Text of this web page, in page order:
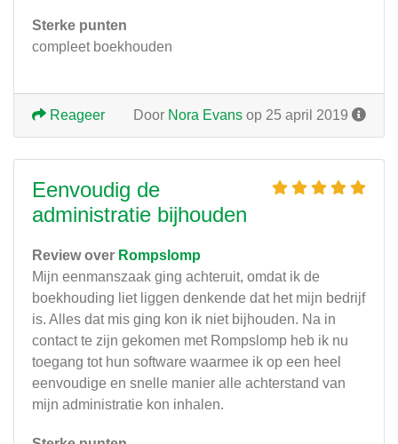
Sterke punten
compleet boekhouden
Door Nora Evans op 25 april 2019
Reageer
Eenvoudig de
administratie bijhouden
Review over Rompslomp
Mijn eenmanszaak ging achteruit, omdat ik de
boekhouding liet liggen denkende dat het mijn bedrijf
is. Alles dat mis ging kon ik niet bijhouden. Na in
contact te zijn gekomen met Rompslomp heb ik nu
toegang tot hun software waarmee ik op een heel
eenvoudige en snelle manier alle achterstand van
mijn administratie kon inhalen.